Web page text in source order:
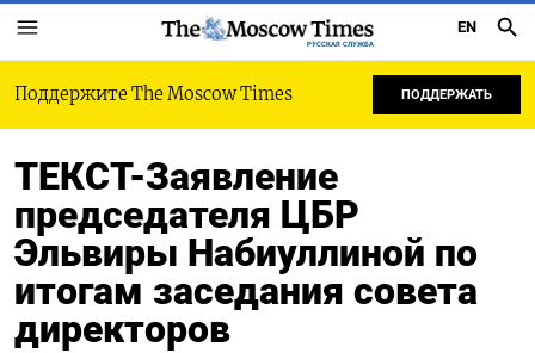
РУССКАЯ СЛУЖБА
EN
Поддержите The Moscow Times ПОДДЕРЖАТЬ
ТЕКСТ-Заявление
председателя ЦБР
Эльвиры Набиуллиной по
итогам заседания совета
директоров